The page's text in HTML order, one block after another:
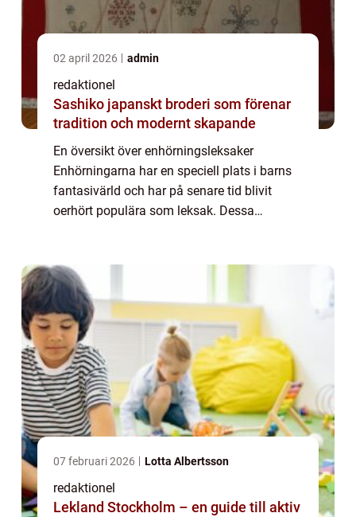
02 april 2026 admin
redaktionel
Sashiko japanskt broderi som förenar
tradition och modernt skapande
En översikt över enhörningsleksaker
Enhörningarna har en speciell plats i barns
fantasivärld och har på senare tid blivit
oerhört populära som leksak. Dessa
lekupp...
07 februari 2026 Lotta Albertsson
redaktionel
Lekland Stockholm – en guide till aktiv